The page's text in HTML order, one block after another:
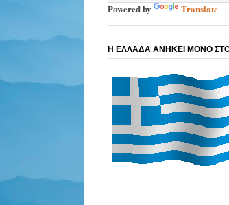
Powered by Translate
Η ΕΛΛΑΔΑ ΑΝΗΚΕΙ ΜΟΝΟ